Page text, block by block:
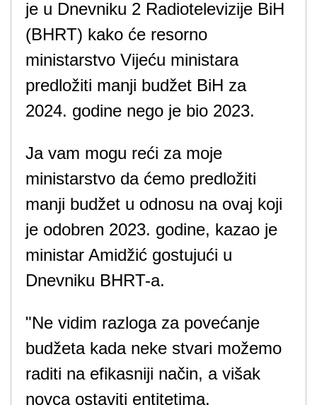
je u Dnevniku 2 Radiotelevizije BiH
(BHRT) kako će resorno
ministarstvo Vijeću ministara
predložiti manji budžet BiH za
2024. godine nego je bio 2023.
Ja vam mogu reći za moje
ministarstvo da ćemo predložiti
manji budžet u odnosu na ovaj koji
je odobren 2023. godine, kazao je
ministar Amidžić gostujući u
Dnevniku BHRT-a.
"Ne vidim razloga za povećanje
budžeta kada neke stvari možemo
raditi na efikasniji način, a višak
novca ostaviti entitetima,